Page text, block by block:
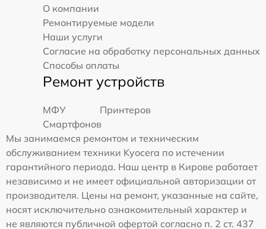
О компании
Ремонтируемые модели
Наши услуги
Согласие на обработку персональных данных
Способы оплаты
Ремонт устройств
МФУ
Принтеров
Смартфонов
Мы занимаемся ремонтом и техническим
обслуживанием техники Kyocera по истечении
гарантийного периода. Наш центр в Кирове работает
независимо и не имеет официальной авторизации от
производителя. Цены на ремонт, указанные на сайте,
носят исключительно ознакомительный характер и
не являются публичной офертой согласно п. 2 ст. 437